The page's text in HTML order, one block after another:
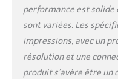
performance est solide
sont variées. Les
impressions, avec un
résolution et une
produit s’avère être un